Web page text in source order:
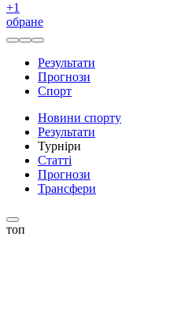
+1
обране
Результати
Прогнози
Спорт
Новини спорту
Результати
Турніри
Статті
Прогнози
Трансфери
топ